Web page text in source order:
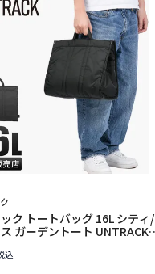
ク トートバッグ 16L シティ/
ガーデントート UNTRACK
込